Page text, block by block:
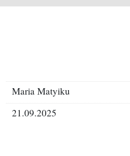
Maria Matyiku
21.09.2025